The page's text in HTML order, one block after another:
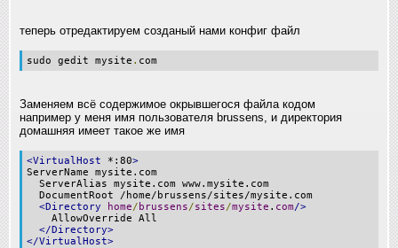
теперь отредактируем созданый нами конфиг файл
sudo gedit mysite . com
Заменяем всё содержимое окрывшегося файла кодом
например у меня имя пользователя brussens, и директория
домашняя имеет такое же имя
<VirtualHost *:80>
ServerName mysite.com
ServerAlias mysite.com www.mysite.com
DocumentRoot /home/brussens/sites/mysite.com
<Directory
home/ brussens/sites/mysite . com/>
AllowOverride All
</Directory>
</VirtualHost>